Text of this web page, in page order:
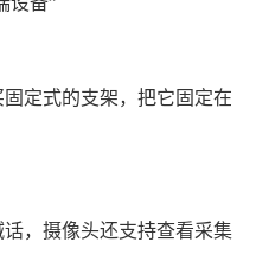
定式的支架，把它固定在
，摄像头还支持查看采集